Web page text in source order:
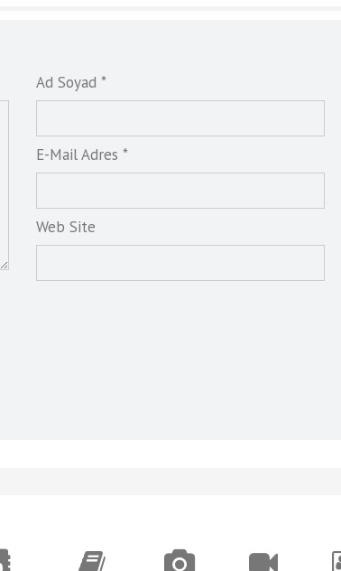
Ad Soyad *
E-Mail Adres *
Web Site